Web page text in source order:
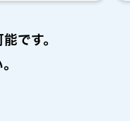
です。